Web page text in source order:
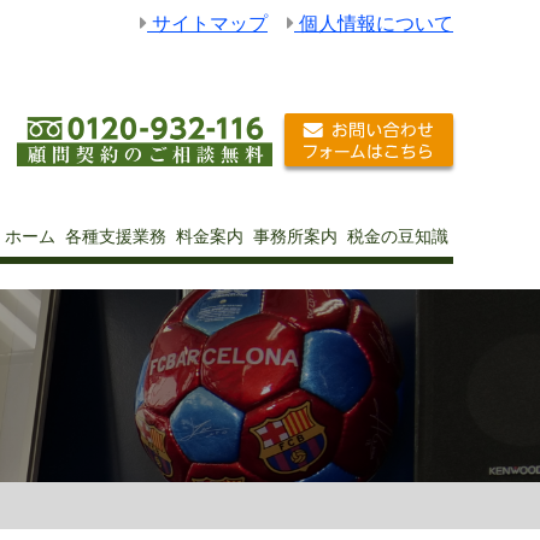
サイトマップ 個人情報について
ホーム 各種支援業務 料金案内 事務所案内 税金の豆知識